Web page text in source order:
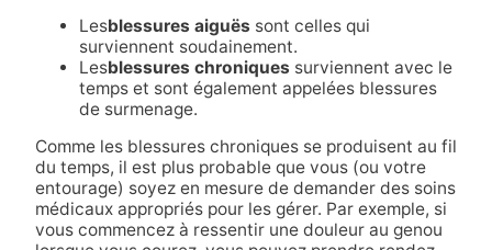
Lesblessures aiguës sont celles qui
surviennent soudainement.
Lesblessures chroniques surviennent avec le
temps et sont également appelées blessures
de surmenage.
Comme les blessures chroniques se produisent au fil
du temps, il est plus probable que vous (ou votre
entourage) soyez en mesure de demander des soins
médicaux appropriés pour les gérer. Par exemple, si
vous commencez à ressentir une douleur au genou